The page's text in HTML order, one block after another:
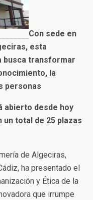
Con sede en
esta
busca transformar
la
personas
abierto desde hoy
un total de 25 plazas
de Algeciras,
ha presentado el
y Ética de la
que irrumpe